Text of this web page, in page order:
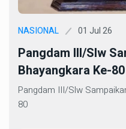
NASIONAL 01 Jul 26
Pangdam III/Slw
Bhayangkara Ke-80
Pangdam III/Slw
80